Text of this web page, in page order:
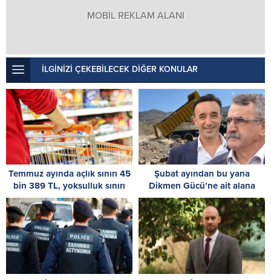
MOBİL REKLAM ALANI
İLGİNİZİ ÇEKEBİLECEK DİĞER KONULAR
Temmuz ayında açlık sınırı 45
bin 389 TL, yoksulluk sınırı
244 bin 818 TL oldu
Şubat ayından bu yana
Dikmen Gücü’ne ait alana
moloz dökülüyor!